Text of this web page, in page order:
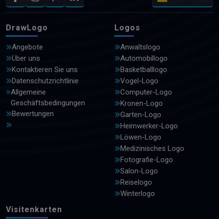
DrawLogo
Angebote
Über uns
Kontaktieren Sie uns
Datenschutzrichtlinie
Allgemeine
Geschäftsbedingungen
Bewertungen
Logos
Anwaltslogo
Automobillogo
Basketballlogo
Vogel-Logo
Computer-Logo
Kronen-Logo
Garten-Logo
Heimwerker-Logo
Löwen-Logo
Medizinisches Logo
Fotografie-Logo
Salon-Logo
Reiselogo
Winterlogo
Visitenkarten